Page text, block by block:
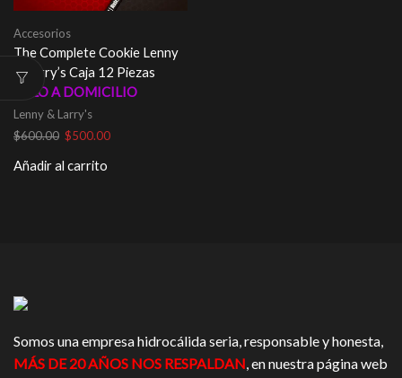
Accesorios
The Complete Cookie Lenny
& Larry’s Caja 12 Piezas
SOLO A DOMICILIO
Lenny & Larry's
$600.00 El
original
$500.00El
Añadir al carrito
Somos una empresa hidrocálida seria, responsable y honesta,
MÁS DE 20 AÑOS NOS RESPALDAN, en nuestra página web